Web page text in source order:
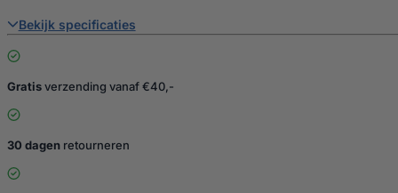
Bekijk specificaties
Gratisverzending vanaf €40,-
30 dagen retourneren